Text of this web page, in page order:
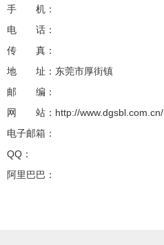
手 机：
电 话：
传 真：
地 址：东莞市厚街镇
邮 编：
网 站：http://www.dgsbl.com.cn/
电子邮箱：
QQ：
阿里巴巴：